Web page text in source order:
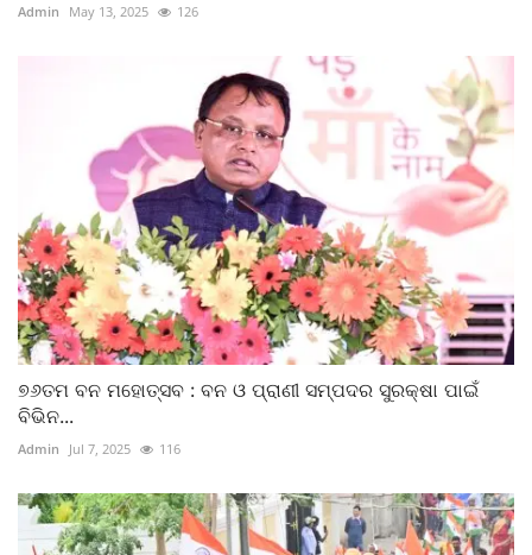
Admin May 13, 2025 126
୭୬ତମ ବନ ମହୋତ୍ସବ : ବନ ଓ ପ୍ରାଣୀ ସମ୍ପଦର ସୁରକ୍ଷା ପାଇଁ
ବିଭିନ...
Admin Jul 7, 2025 116